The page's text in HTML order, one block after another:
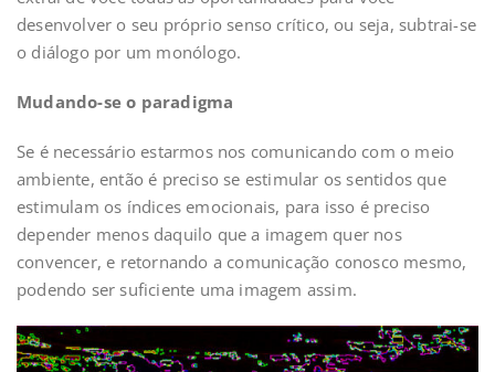
desenvolver o seu próprio senso crítico, ou seja, subtrai-se
o diálogo por um monólogo.
Mudando-se o paradigma
Se é necessário estarmos nos comunicando com o meio
ambiente, então é preciso se estimular os sentidos que
estimulam os índices emocionais, para isso é preciso
depender menos daquilo que a imagem quer nos
convencer, e retornando a comunicação conosco mesmo,
podendo ser suficiente uma imagem assim.